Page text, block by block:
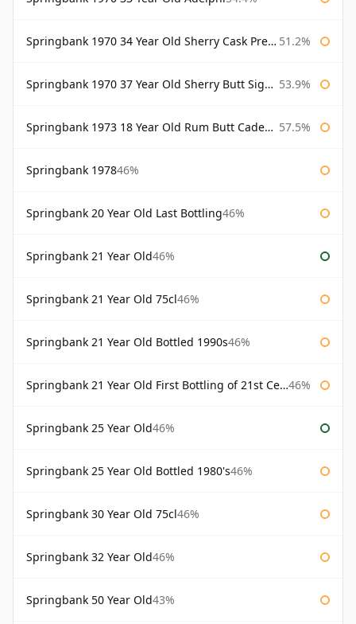
Springbank 1970 34 Year Old Sherry Cask Prestonfield 51.2%
Springbank 1970 37 Year Old Sherry Butt Signatory Cask Strength Collection 53.9%
Springbank 1973 18 Year Old Rum Butt Cadenhead's 57.5%
Springbank 197846%
Springbank 20 Year Old Last Bottling46%
Springbank 21 Year Old46%
Springbank 21 Year Old 75cl46%
Springbank 21 Year Old Bottled 1990s46%
Springbank 21 Year Old First Bottling of 21st Century 46%
Springbank 25 Year Old46%
Springbank 25 Year Old Bottled 1980's46%
Springbank 30 Year Old 75cl46%
Springbank 32 Year Old46%
Springbank 50 Year Old43%